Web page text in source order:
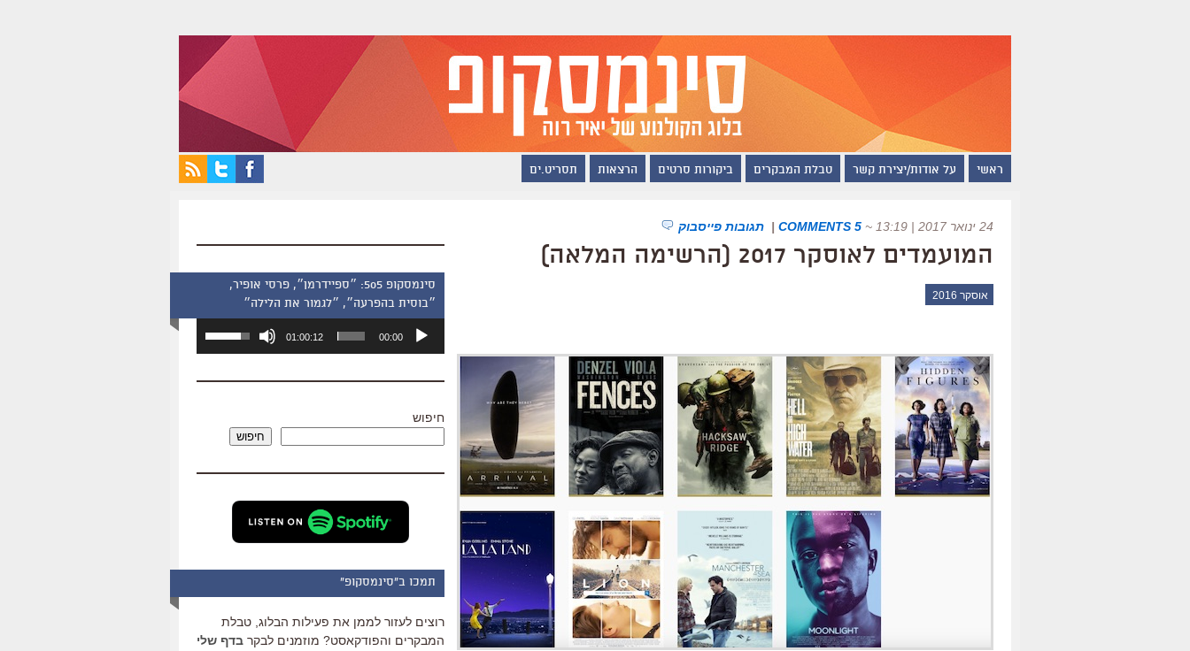
ראשי על אודות/יצירת קשר טבלת המבקרים ביקורות סרטים הרצאות תסריט.ים
24 ינואר 2017 | 13:19 ~
5 COMMENTS
| תגובות פייסבוק
המועמדים לאוסקר 2017 (הרשימה המלאה)
אוסקר 2016
סינמסקופ 505: ״ספיידרמן״, פרסי אופיר,
״בוסית בהפרעה״, ״לגמור את הלילה״
אודיו
00:00
01:00:12
השתמש
כדי
שמע.
חיפוש
חיפוש
תמכו ב"סינמסקופ"
רוצים לעזור לממן את פעילות הבלוג, טבלת
המבקרים והפודקאסט? מוזמנים לבקר בדף שלי